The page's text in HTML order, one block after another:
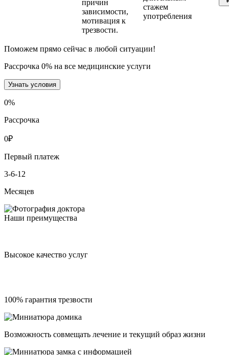
причин
зависимости,
мотивация к
трезвости.
стажем
употребления
Поможем прямо сейчас в любой ситуации!
Рассрочка 0% на все медицинские услуги
Узнать условия
0%
Рассрочка
0₽
Первый платеж
3-6-12
Месяцев
Наши преимущества
Высокое качество услуг
100% гарантия трезвости
Возможность совмещать лечение и текущий образ жизни